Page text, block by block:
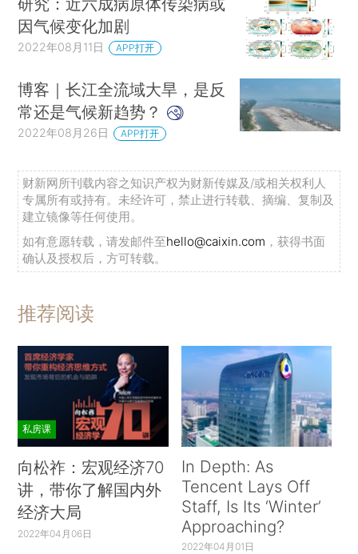
因气候变化加剧
2022年08月11日 APP打开
博客｜长江全流域大旱，是反
常还是气候新趋势？
2022年08月26日 APP打开
财新网所刊载内容之知识产权为财新传媒及/或相关权利人
专属所有或持有。未经许可，禁止进行转载、摘编、复制及
建立镜像等任何使用。
如有意愿转载，请发邮件至hello@caixin.com ，获得书面
确认及授权后，方可转载。
推荐阅读
私房课
向松祚：宏观经济70
讲，带你了解国内外
经济大局
2022年04月06日
In Depth: As
Tencent Lays Off
Staff, Is Its ‘Winter’
Approaching?
2022年04月01日